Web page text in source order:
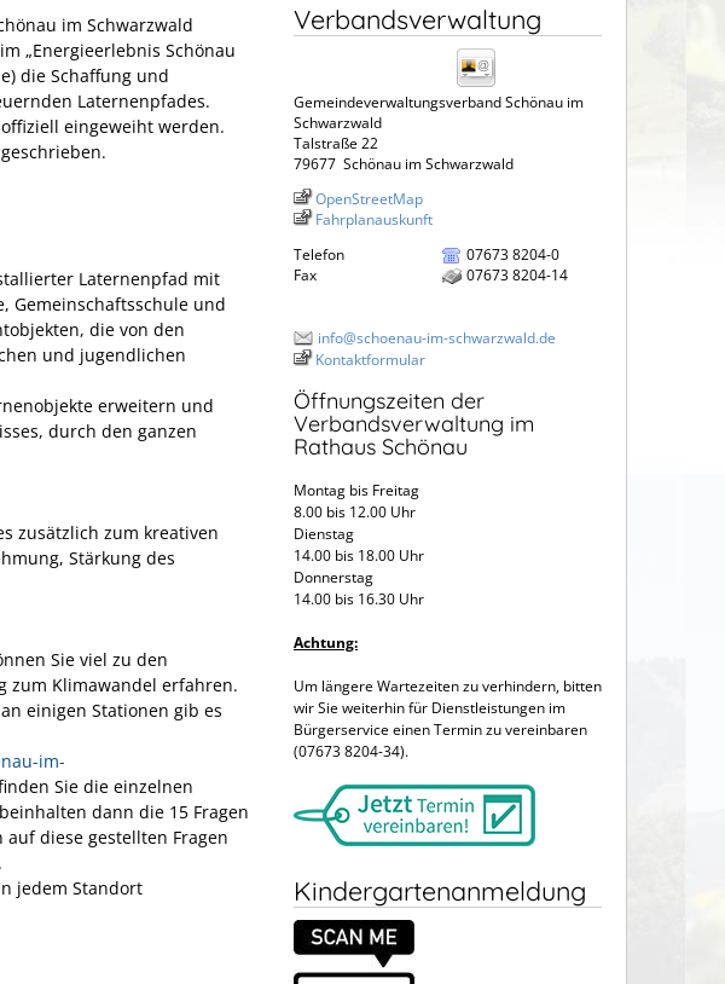
im Schwarzwald
„Energieerlebnis Schönau
die Schaffung und
Laternenpfades.
eingeweiht werden.
Laternenpfad mit
Gemeinschaftsschule und
die von den
und jugendlichen
erweitern und
durch den ganzen
zusätzlich zum kreativen
Stärkung des
Sie viel zu den
zum Klimawandel erfahren.
einigen Stationen gib es
im-
Sie die einzelnen
dann die 15 Fragen
diese gestellten Fragen
jedem Standort
Verbandsverwaltung
Gemeindeverwaltungsverband Schönau im
Schwarzwald
Talstraße 22
79677 Schönau im Schwarzwald
OpenStreetMap
Fahrplanauskunft
Telefon
07673 8204-0
Fax
07673 8204-14
info@schoenau-im-schwarzwald.de
Kontaktformular
Öffnungszeiten der
Verbandsverwaltung im
Rathaus Schönau
Montag bis Freitag
8.00 bis 12.00 Uhr
Dienstag
14.00 bis 18.00 Uhr
Donnerstag
14.00 bis 16.30 Uhr
Achtung:
Um längere Wartezeiten zu verhindern, bitten
wir Sie weiterhin für Dienstleistungen im
Bürgerservice einen Termin zu vereinbaren
(07673 8204-34).
Kindergartenanmeldung